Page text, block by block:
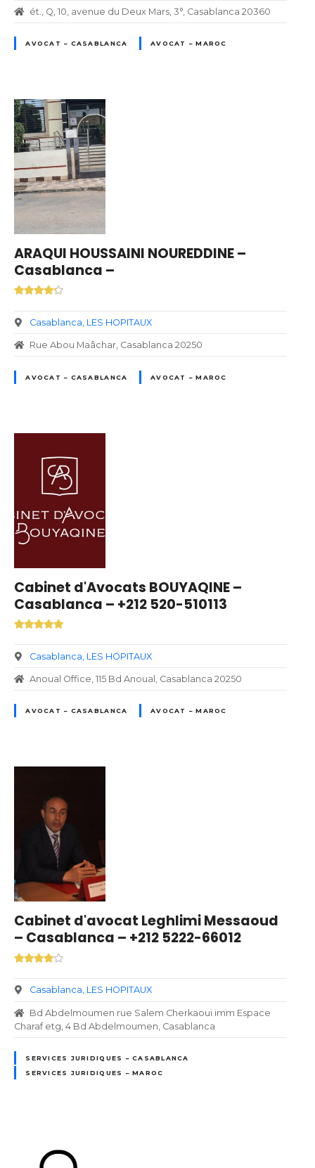
ét., Q, 10, avenue du Deux Mars, 3°, Casablanca 20360
AVOCAT – CASABLANCA AVOCAT – MAROC
ARAQUI HOUSSAINI NOUREDDINE –
Casablanca –
Casablanca LES HOPITAUX
Rue Abou Maâchar, Casablanca 20250
AVOCAT – CASABLANCA AVOCAT – MAROC
Cabinet d'Avocats BOUYAQINE –
Casablanca – +212 520-510113
Casablanca LES HOPITAUX
Anoual Office, 115 Bd Anoual, Casablanca 20250
AVOCAT – CASABLANCA AVOCAT – MAROC
Cabinet d'avocat Leghlimi Messaoud
– Casablanca – +212 5222-66012
Casablanca LES HOPITAUX
Bd Abdelmoumen rue Salem Cherkaoui imm Espace
Charaf etg, 4 Bd Abdelmoumen, Casablanca
SERVICES JURIDIQUES – CASABLANCA
SERVICES JURIDIQUES – MAROC